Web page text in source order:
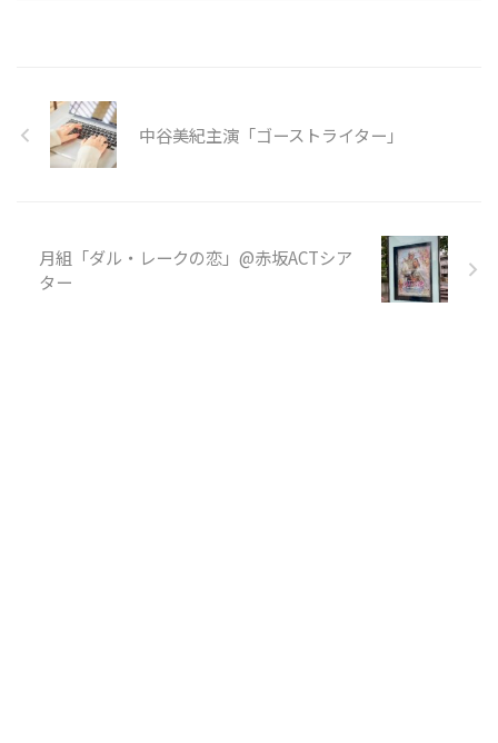
中谷美紀主演「ゴーストライター」
月組「ダル・レークの恋」@赤坂ACTシア
ター